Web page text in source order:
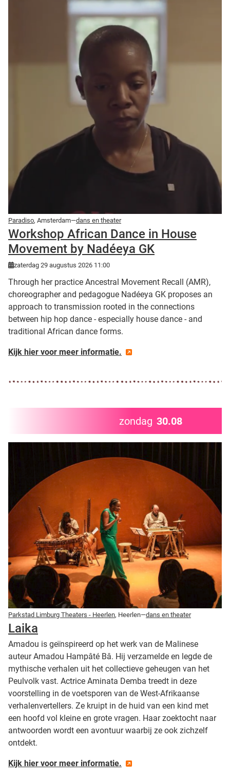
Paradiso, Amsterdam—dans en theater
Workshop African Dance in House
Movement by Nadéeya GK
zaterdag 29 augustus 2026 11:00
Through her practice Ancestral Movement Recall (AMR),
choreographer and pedagogue Nadéeya GK proposes an
approach to transmission rooted in the connections
between hip hop dance - especially house dance - and
traditional African dance forms.
Kijk hier voor meer informatie.
zondag 30.08
Parkstad Limburg Theaters - Heerlen, Heerlen—dans en theater
Laika
Amadou is geïnspireerd op het werk van de Malinese
auteur Amadou Hampâté Bâ. Hij verzamelde en legde de
mythische verhalen uit het collectieve geheugen van het
Peulvolk vast. Actrice Aminata Demba treedt in deze
voorstelling in de voetsporen van de West-Afrikaanse
verhalenvertellers. Ze kruipt in de huid van een kind met
een hoofd vol kleine en grote vragen. Haar zoektocht naar
antwoorden wordt een avontuur waarbij ze ook zichzelf
ontdekt.
Kijk hier voor meer informatie.